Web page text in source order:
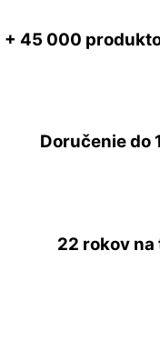
+ 45 000
Doručenie do
22 rokov na